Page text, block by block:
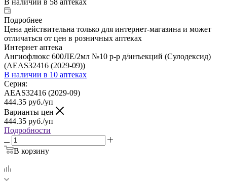
Подробнее
Цена действительна только для интернет-магазина и может
отличаться от цен в розничных аптеках
Интернет аптека
Ангиофлюкс 600ЛЕ/2мл №10 р-р д/инъекций (Сулодексид)
(АЕАS32416 (2029-09))
В наличии в 10 аптеках
Серия:
АЕАS32416 (2029-09)
444.35 руб./уп
Варианты цен
444.35 руб./уп
Подробности
В корзину